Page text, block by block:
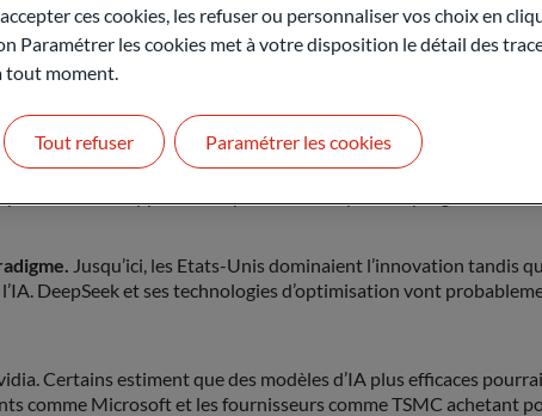
montent en flèche.L’IA de 2023 n’était qu’un début : ce qui
a été immédiate. Pour les États-Unis, il s’agissait d’un
ne l’avaient supposé. La réponse a été rapide : le programme
Jusqu’ici, les Etats-Unis dominaient l’innovation tandis
DeepSeek et ses technologies d’optimisation vont
Certains estiment que des modèles d’IA plus efficaces
comme Microsoft et les fournisseurs comme TSMC achetant
ces cookies, les refuser ou personnaliser vos choix en
Paramétrer les cookies met à votre disposition le détail des
tout moment.
Tout refuser Paramétrer les cookies